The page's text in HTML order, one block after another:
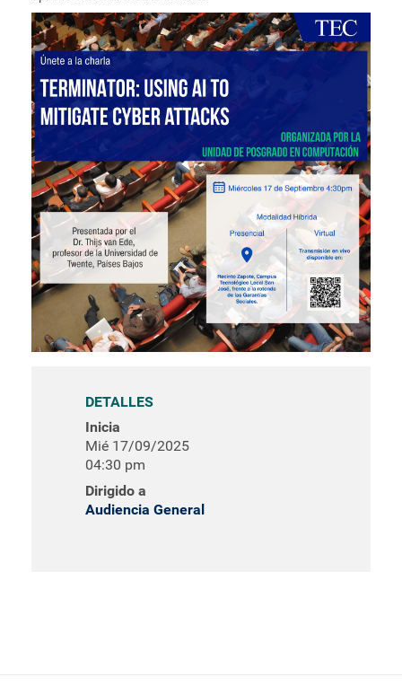
DETALLES
Inicia
Mié 17/09/2025
04:30 pm
Dirigido a
Audiencia General